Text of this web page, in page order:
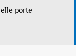
elle porte